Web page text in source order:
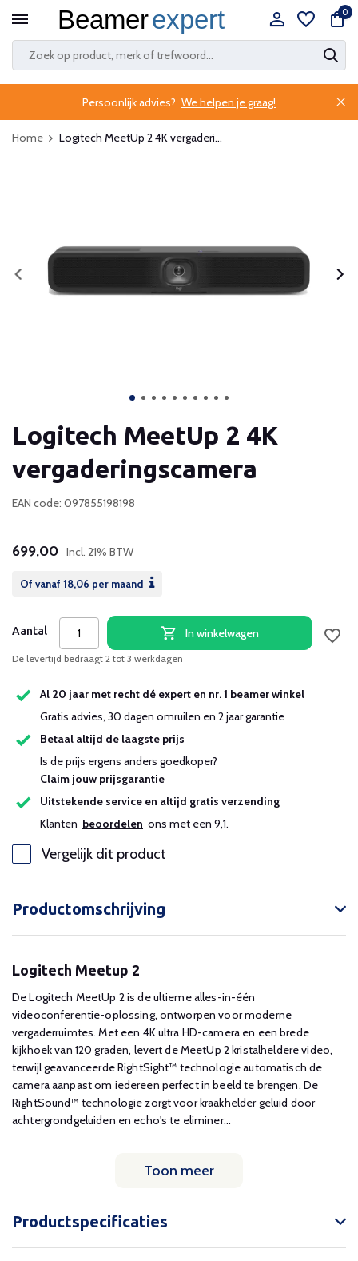
0
Persoonlijk advies? We helpen je graag!
Home Logitech MeetUp 2 4K vergaderi...
Logitech MeetUp 2 4K
vergaderingscamera
EAN code: 097855198198
699,00 Incl. 21% BTW
Of vanaf 18,06 per maand
Aantal In winkelwagen
De levertijd bedraagt 2 tot 3 werkdagen
Al 20 jaar met recht dé expert en nr. 1 beamer winkel
Gratis advies, 30 dagen omruilen en 2 jaar garantie
Betaal altijd de laagste prijs
Is de prijs ergens anders goedkoper?
Claim jouw prijsgarantie
Uitstekende service en altijd gratis verzending
Klanten beoordelen ons met een 9,1.
Vergelijk dit product
Productomschrijving
Logitech Meetup 2
De Logitech MeetUp 2 is de ultieme alles-in-één
videoconferentie-oplossing, ontworpen voor moderne
vergaderruimtes. Met een 4K ultra HD-camera en een brede
kijkhoek van 120 graden, levert de MeetUp 2 kristalheldere video,
terwijl geavanceerde RightSight™ technologie automatisch de
camera aanpast om iedereen perfect in beeld te brengen. De
RightSound™ technologie zorgt voor kraakhelder geluid door
achtergrondgeluiden en echo's te eliminer...
Toon meer
Productspecificaties